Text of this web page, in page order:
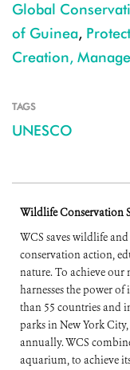
Global
of Guinea, Protect
Creation,
TAGS
UNESCO
Wildlife Conservation
WCS saves wildlife
conservation action,
nature. To achieve our
harnesses the power
than 55 countries and
parks in New York
annually. WCS
aquarium, to achieve